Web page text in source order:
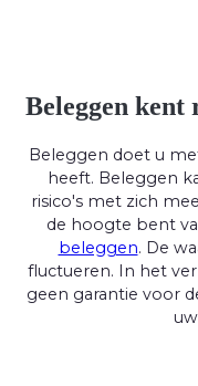
Beleggen kent
Beleggen doet u
heeft. Beleggen
risico's met zich
de hoogte bent
beleggen. De
fluctueren. In het
geen garantie voor